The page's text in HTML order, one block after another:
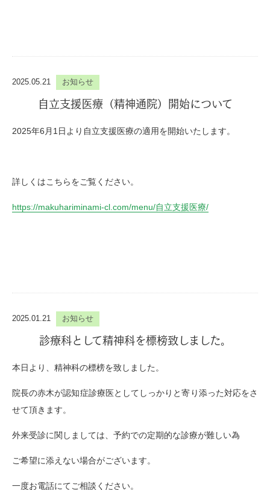
2025.05.21 お知らせ
自立支援医療（精神通院）開始について
2025年6月1日より自立支援医療の適用を開始いたします。
詳しくはこちらをご覧ください。
https://makuhariminami-cl.com/menu/自立支援医療/
2025.01.21 お知らせ
診療科として精神科を標榜致しました。
本日より、精神科の標榜を致しました。
院長の赤木が認知症診療医としてしっかりと寄り添った対応をさ
せて頂きます。
外来受診に関しましては、予約での定期的な診療が難しい為
ご希望に添えない場合がございます。
一度お電話にてご相談ください。